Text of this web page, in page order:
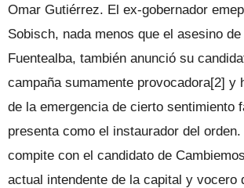
Omar Gutiérrez. El ex-gobernador
Sobisch, nada menos que el asesino
Fuentealba, también anunció su
campaña sumamente provocadora[2] y
de la emergencia de cierto sentimiento
presenta como el instaurador del
compite con el candidato de
actual intendente de la capital y vocero